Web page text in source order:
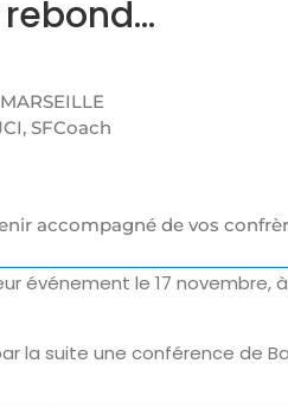
SFCoach
accompagné de vos
le 17 novembre, à
la suite une conférence de